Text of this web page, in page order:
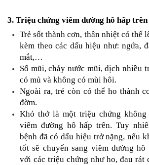
3. Triệu chứng viêm đường hô hấp
Trẻ sốt thành cơn, thân nhiệt có thể
kèm theo các dấu hiệu như: ngứa,
mắt,…
Sổ mũi, chảy nước mũi, dịch nhiều
có mủ và không có mùi hôi.
Ngoài ra, trẻ còn có thể ho thành
đờm.
Khó thở là một triệu chứng không
viêm đường hô hấp trên. Tuy
bệnh đã có dấu hiệu trở nặng, nếu
tốt sẽ chuyển sang viêm đường
với các triệu chứng như ho, đau rát